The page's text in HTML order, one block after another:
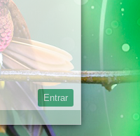
Entrar